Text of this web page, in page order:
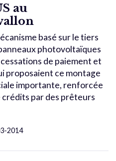
au
basé sur le tiers
photovoltaïques
de paiement et
proposaient ce montage
importante, renforcée
crédits par des prêteurs
2014